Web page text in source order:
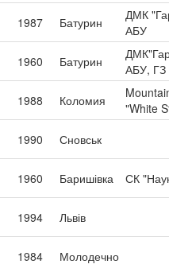
1987 Батурин
ДМК
АБУ
1960 Батурин
АБУ, ГЗ
1988 Коломия
"White
1990 Сновськ
1960 Баришівка СК
1994 Львів
1984 Молодечно